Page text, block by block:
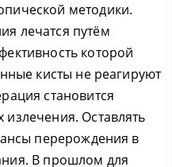
методики.
лечатся путём
которой
кисты не реагируют
становится
Оставлять
перерождения в
В прошлом для